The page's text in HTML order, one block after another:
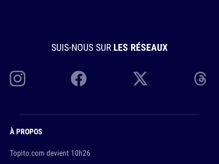
SUIS-NOUS SUR LES RÉSEAUX
À PROPOS
Topito.com devient 10h26